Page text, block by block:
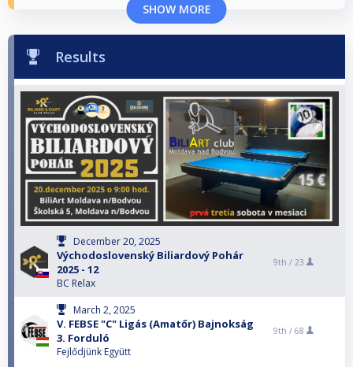
SHOW MORE
Results
December 20, 2025
Východoslovenský Biliardový Pohár
2025 - 12
BC Relax
9th / 23
March 2, 2025
V. FEBSE "C" Ligás (Amatőr) Bajnokság
3. Forduló
Fejlődjünk Együtt
9th / 68